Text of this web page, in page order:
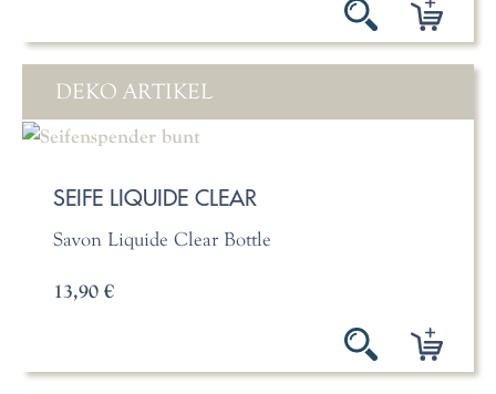
DEKO ARTIKEL
SEIFE LIQUIDE CLEAR
Savon Liquide Clear Bottle
13,90 €